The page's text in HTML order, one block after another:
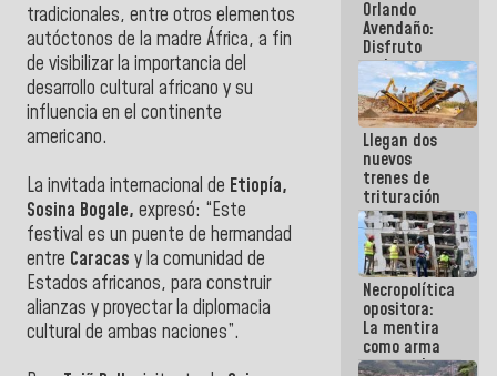
tradicionales, entre otros elementos
autóctonos de la madre África, a fin
de visibilizar la importancia del
desarrollo cultural africano y su
influencia en el continente
americano.
La invitada internacional de Etiopía,
Sosina Bogale, expresó: “Este
festival es un puente de hermandad
entre Caracas y la comunidad de
Estados africanos, para construir
alianzas y proyectar la diplomacia
cultural de ambas naciones”.
Orlando
Avendaño:
Disfruto
cada vez
que escribes
porque lo
que haces
es
embarrarla
Llegan dos
nuevos
trenes de
trituración
para
optimizar
manejo de
escombros
en La Guaira
Necropolítica
opositora:
La mentira
como arma
contra el